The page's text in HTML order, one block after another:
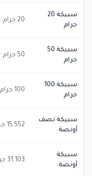
سبيكة 20
جرام
20 جرام
سبيكة 50
جرام
50 جرام
سبيكة 100
جرام
100 جرام
سبيكة نصف
أونصة
15.552 جرام
سبيكة
أونصة
31.103 جرام